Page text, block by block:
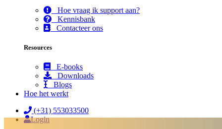
Hoe vraag ik support aan?
Kennisbank
Contacteer ons
Resources
E-books
Downloads
Blogs
Hoe het werkt
(+31) 553033500
Login